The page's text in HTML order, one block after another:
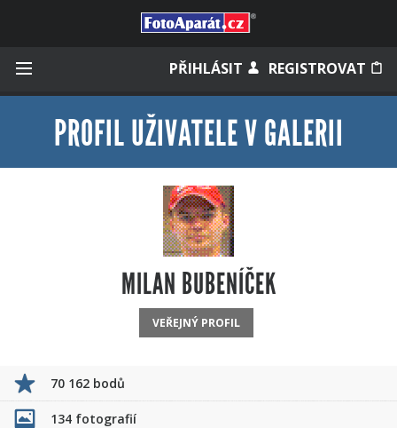
PŘIHLÁSIT REGISTROVAT
Zapomněli jste heslo?
Měli jste účet na starém webu?
PROFIL UŽIVATELE V GALERII
MILAN BUBENÍČEK
VEŘEJNÝ PROFIL
70 162 bodů
134 fotografií